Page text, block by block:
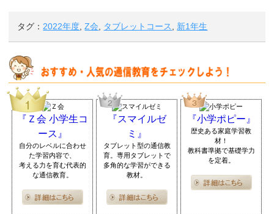
タグ：2022年度,Z会, タブレットコース, 新1年生
『Ｚ会 小学生コ
ース』
自分のレベルに合わせ
た学習内容で、
考える力を育む代表的
な通信教育。
『スマイルゼ
ミ』
タブレット型の通信教
育。専用タブレットで
多角的な学習ができる
教材。
『小学ポピー』
歴史ある家庭学習教
材！
教科書準拠で基礎学力
を定着。